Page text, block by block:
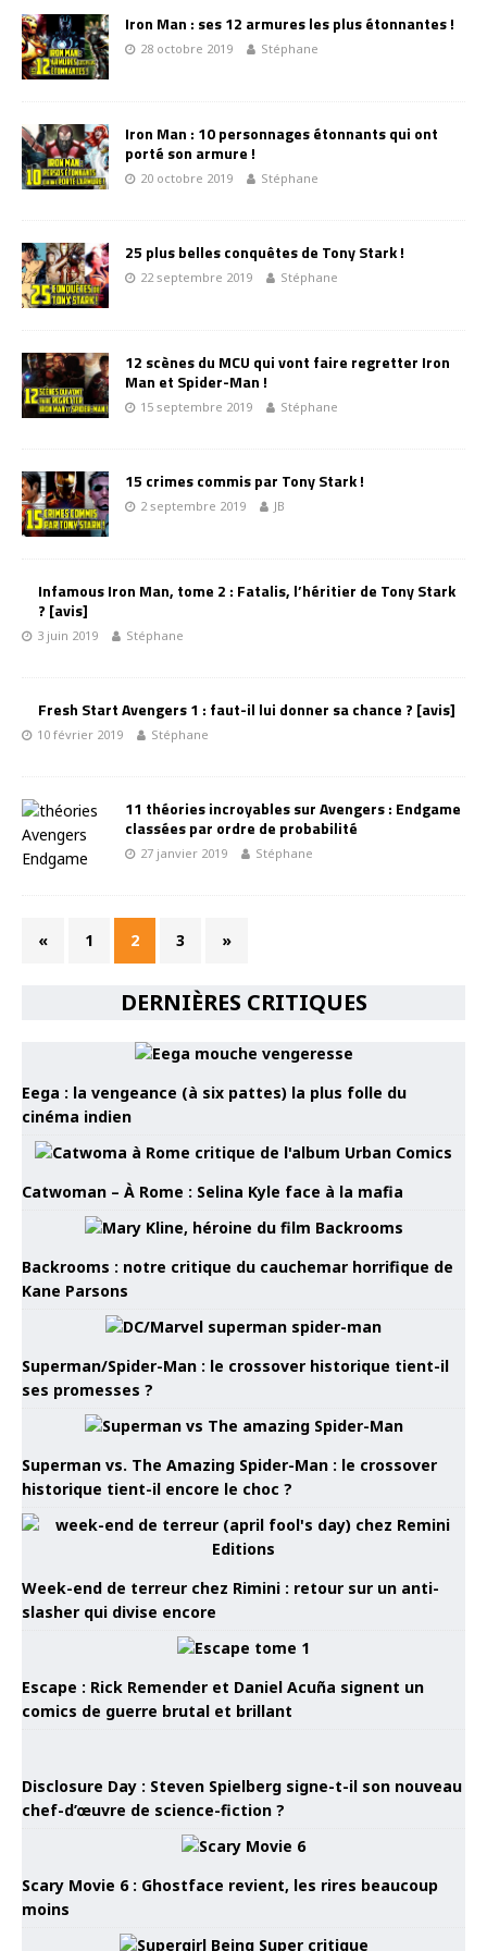
Iron Man : ses 12 armures les plus étonnantes !
28 octobre 2019 Stéphane
Iron Man : 10 personnages étonnants qui ont
porté son armure !
20 octobre 2019 Stéphane
25 plus belles conquêtes de Tony Stark !
22 septembre 2019 Stéphane
12 scènes du MCU qui vont faire regretter Iron
Man et Spider-Man !
15 septembre 2019 Stéphane
15 crimes commis par Tony Stark !
2 septembre 2019 JB
Infamous Iron Man, tome 2 : Fatalis, l’héritier de Tony Stark
? [avis]
3 juin 2019 Stéphane
Fresh Start Avengers 1 : faut-il lui donner sa chance ? [avis]
10 février 2019 Stéphane
11 théories incroyables sur Avengers : Endgame
classées par ordre de probabilité
27 janvier 2019 Stéphane
« 1 2 3 »
DERNIÈRES CRITIQUES
Eega : la vengeance (à six pattes) la plus folle du
cinéma indien
Catwoman – À Rome : Selina Kyle face à la mafia
Backrooms : notre critique du cauchemar horrifique de
Kane Parsons
Superman/Spider-Man : le crossover historique tient-il
ses promesses ?
Superman vs. The Amazing Spider-Man : le crossover
historique tient-il encore le choc ?
Week-end de terreur chez Rimini : retour sur un anti-
slasher qui divise encore
Escape : Rick Remender et Daniel Acuña signent un
comics de guerre brutal et brillant
Disclosure Day : Steven Spielberg signe-t-il son nouveau
chef-d’œuvre de science-fiction ?
Scary Movie 6 : Ghostface revient, les rires beaucoup
moins